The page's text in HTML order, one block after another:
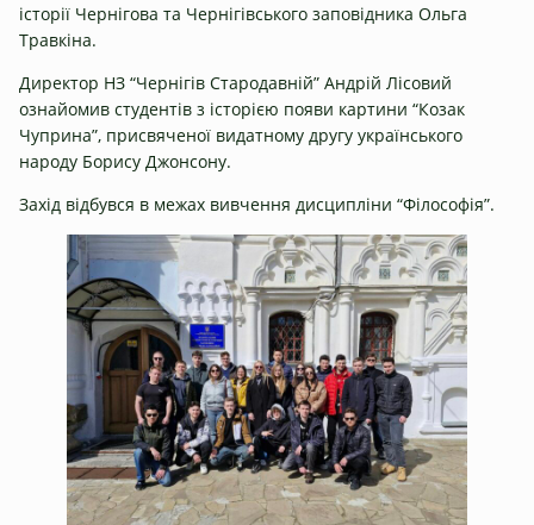
історії Чернігова та Чернігівського заповідника Ольга
Травкіна.
Директор НЗ “Чернігів Стародавній” Андрій Лісовий
ознайомив студентів з історією появи картини “Козак
Чуприна”, присвяченої видатному другу українського
народу Борису Джонсону.
Захід відбувся в межах вивчення дисципліни “Філософія”.